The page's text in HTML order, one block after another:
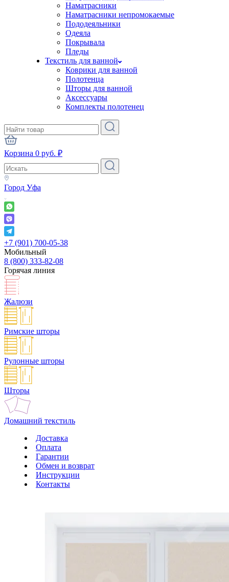
Наматрасники
Наматрасники непромокаемые
Пододеяльники
Одеяла
Покрывала
Пледы
Текстиль для ванной
Коврики для ванной
Полотенца
Шторы для ванной
Аксессуары
Комплекты полотенец
Корзина 0 руб. ₽
Город Уфа
+7 (901) 700-05-38
Мобильный
8 (800) 333-82-08
Горячая линия
Жалюзи
Римские шторы
Рулонные шторы
Шторы
Домашний текстиль
Доставка
Оплата
Гарантии
Обмен и возврат
Инструкции
Контакты